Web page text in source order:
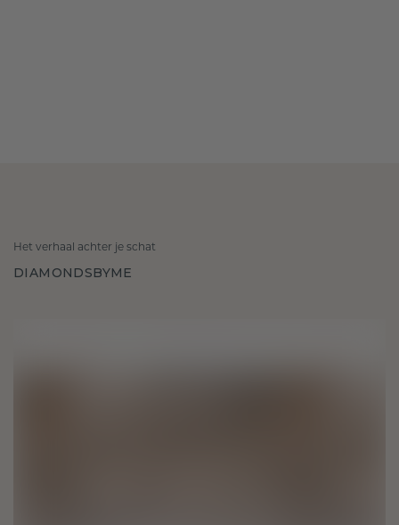
Het verhaal achter je schat
DIAMONDSBYME